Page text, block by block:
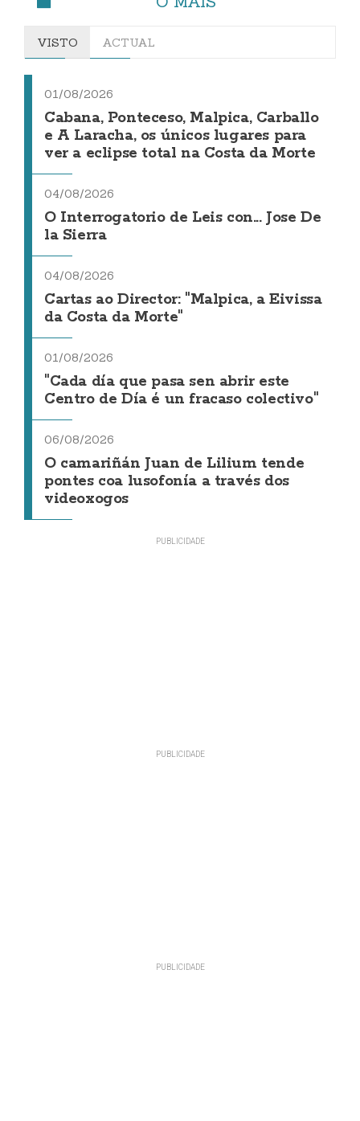
VISTO ACTUAL
01/08/2026
Cabana, Ponteceso, Malpica, Carballo
e A Laracha, os únicos lugares para
ver a eclipse total na Costa da Morte
04/08/2026
O Interrogatorio de Leis con... Jose De
la Sierra
04/08/2026
Cartas ao Director: "Malpica, a Eivissa
da Costa da Morte"
01/08/2026
"Cada día que pasa sen abrir este
Centro de Día é un fracaso colectivo"
06/08/2026
O camariñán Juan de Lilium tende
pontes coa lusofonía a través dos
videoxogos